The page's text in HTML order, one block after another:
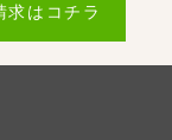
求はコチラ